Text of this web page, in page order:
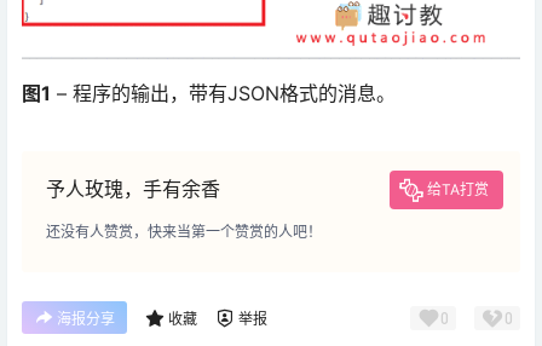
图1 – 程序的输出，带有JSON格式的消息。
予人玫瑰，手有余香 给TA打赏
还没有人赞赏，快来当第一个赞赏的人吧！
海报分享 收藏 举报 0 0